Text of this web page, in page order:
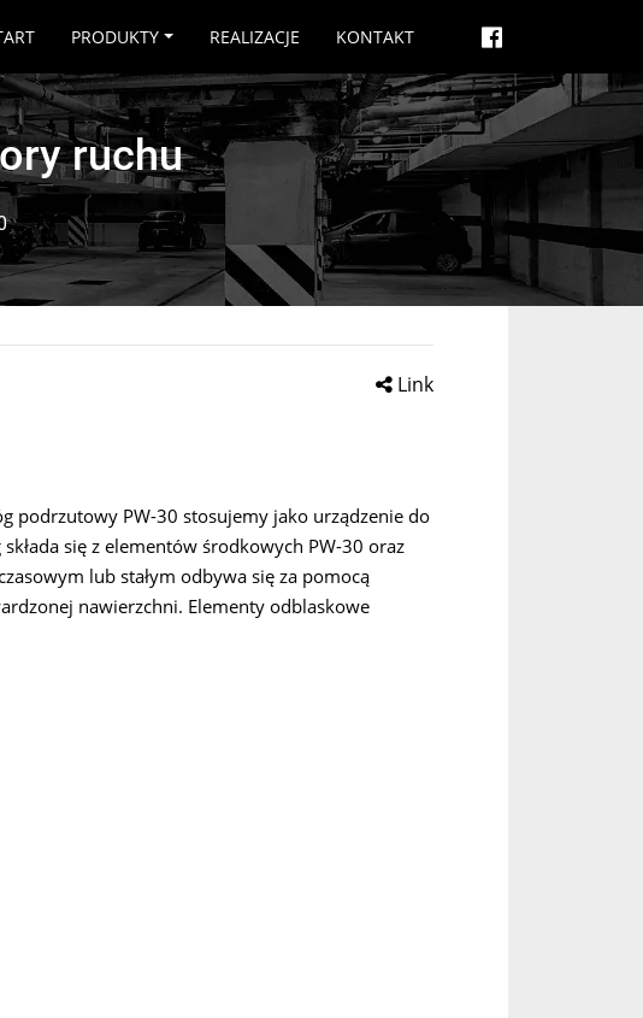
PRODUKTY REALIZACJE KONTAKT
ruchu
Link
podrzutowy PW-30 stosujemy jako urządzenie do
się z elementów środkowych PW-30 oraz
lub stałym odbywa się za pomocą
nawierzchni. Elementy odblaskowe